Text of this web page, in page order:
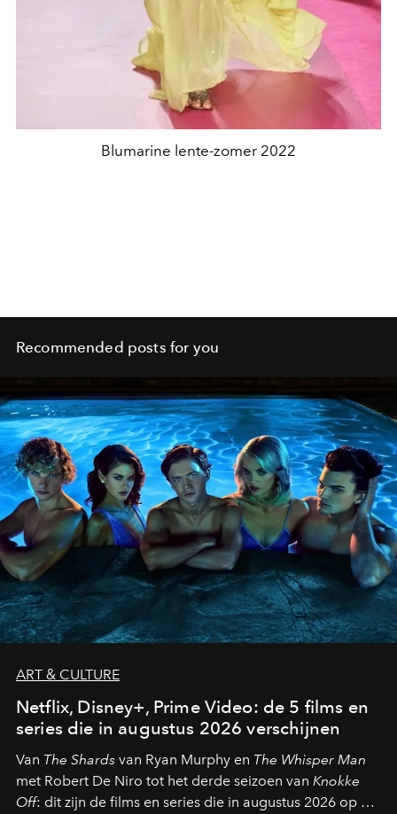
Blumarine lente-zomer 2022
Recommended posts for you
ART & CULTURE
Netflix, Disney+, Prime Video: de 5 films en
series die in augustus 2026 verschijnen
Van The Shards van Ryan Murphy en The Whisper Man
met Robert De Niro tot het derde seizoen van Knokke
Off: dit zijn de films en series die in augustus 2026 op de